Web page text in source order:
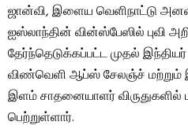
ஜான்வி, இளைய வெளிநாட்டு
ஐஸ்லாந்தின் வின்ஸ்பேஸில் புவி
தேர்ந்தெடுக்கப்பட்ட முதல்
விண்வெளி ஆப்ஸ் சேலஞ்ச்
இளம் சாதனையாளர் விருதுகளில்
பெற்றுள்ளார்.